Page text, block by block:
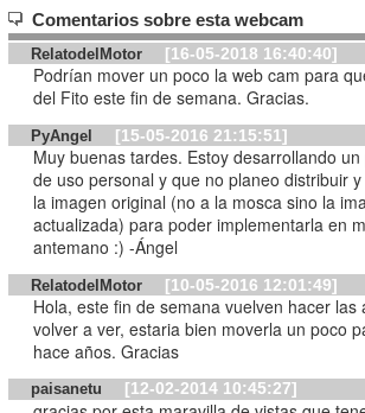
Comentarios sobre esta webcam
RelatodelMotor [16-05-2018 16:40:40]
Podrían mover un poco la web cam para
del Fito este fin de semana. Gracias.
PyAngel [15-05-2016 21:15:51]
Muy buenas tardes. Estoy desarrollando
de uso personal y que no planeo distribuir
la imagen original (no a la mosca sino la
actualizada) para poder implementarla en
antemano :) -Ángel
RelatodelMotor [10-05-2016 12:01:49]
Hola, este fin de semana vuelven hacer
volver a ver, estaria bien moverla un poco
hace años. Gracias
paisanetu [12-02-2014 10:45:27]